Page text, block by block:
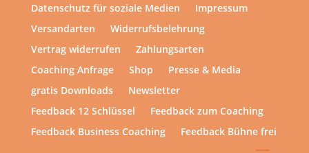
Datenschutz für soziale Medien
Impressum
Versandarten
Widerrufsbelehrung
Vertrag widerrufen
Zahlungsarten
Coaching Anfrage
Shop
Presse & Media
gratis Downloads
Newsletter
Feedback 12 Schlüssel
Feedback zum Coaching
Feedback Business Coaching
Feedback Bühne frei